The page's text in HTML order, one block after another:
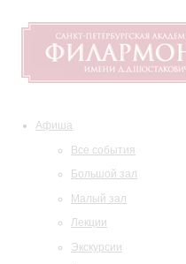
Афиша
Все события
Большой зал
Малый зал
Лекции
Экскурсии